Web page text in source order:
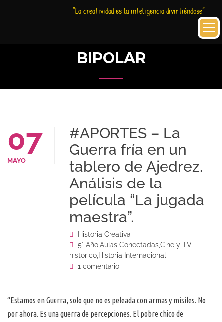
“La creatividad es la inteligencia divirtiéndose”
BIPOLAR
07
MAYO
#APORTES – La
Guerra fría en un
tablero de Ajedrez.
Análisis de la
película “La jugada
maestra”.
Historia Creativa
5° Año,Aulas Conectadas,Cine y TV
historico,Historia Internacional
1 comentario
“Estamos en Guerra, solo que no es peleada con armas y misiles. No
por ahora. Es una guerra de percepciones. El pobre chico de